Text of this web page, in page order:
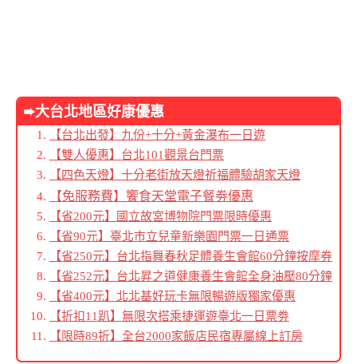
➨大台北地區好康優惠
【台北出發】九份+十分+黃金瀑布一日遊
【雙人優惠】台北101觀景台門票
【四色天燈】十分老街放天燈祈福體驗胡家天燈
【免服務費】饗食天堂電子餐劵優惠
【省200元】國立故宮博物院門票限時優惠
【省90元】臺北市立兒童新樂園門票一日通票
【省250元】台北指舞春秋足體養生會館60分鐘按摩券
【省252元】台北昇之道健康養生會館全身油壓80分鐘
【省400元】北北基好玩卡無限暢遊版獨家優惠
【折扣11趴】無限次搭乘捷運遊臺北一日票劵
【限時89折】全台2000家飯店民宿專屬線上訂房